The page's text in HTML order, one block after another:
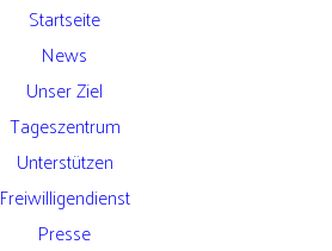
Startseite
News
Unser Ziel
Tageszentrum
Unterstützen
Freiwilligendienst
Presse